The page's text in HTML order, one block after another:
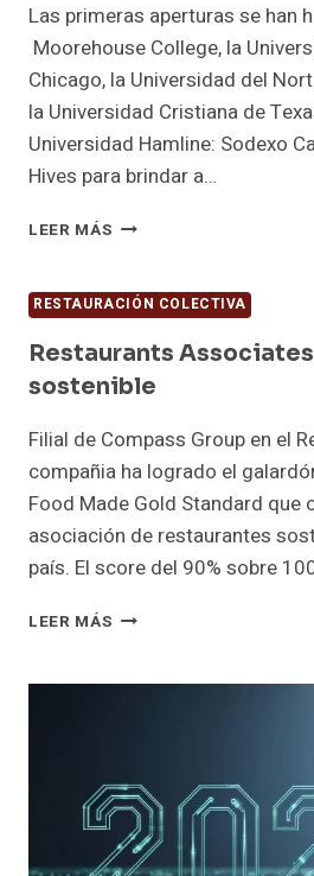
Las primeras aperturas se han
Moorehouse College, la
Chicago, la Universidad del
la Universidad Cristiana de
Universidad Hamline: Sodexo
Hives para brindar a…
LEER MÁS SODEXO
NUEVO
CONCEPTO
EN
LOS
CAMPUS
RESTAURACIÓN COLECTIVA
Restaurants Associates
sostenible
Filial de Compass Group en el
compañia ha logrado el
Food Made Gold Standard que
asociación de restaurantes
país. El score del 90% sobre
LEER MÁS RESTAURANTS
MÁS